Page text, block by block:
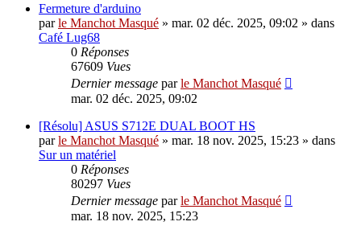
Fermeture d'arduino
parle Manchot Masqué » mar. 02 déc. 2025, 09:02 » dans
Café Lug68
0 Réponses
67609 Vues
Dernier message parle Manchot Masqué
mar. 02 déc. 2025, 09:02
[Résolu] ASUS S712E DUAL BOOT HS
parle Manchot Masqué » mar. 18 nov. 2025, 15:23 » dans
Sur un matériel
0 Réponses
80297 Vues
Dernier message parle Manchot Masqué
mar. 18 nov. 2025, 15:23